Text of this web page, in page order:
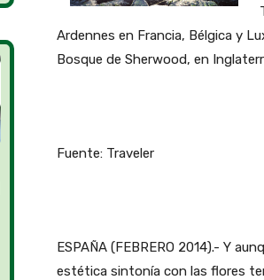
Ardennes en Francia, Bélgica y
Bosque de Sherwood, en
Fuente: Traveler
ESPAÑA (FEBRERO 2014).- Y
estética sintonía con las flores